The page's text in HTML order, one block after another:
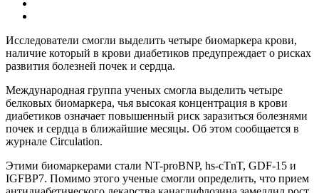
Исследователи смогли выделить четыре биомаркера крови,
наличие который в крови диабетиков предупреждает о рисках
развития болезней почек и сердца.
Международная группа ученых смогла выделить четыре
белковых биомаркера, чья высокая концентрация в крови
диабетиков означает повышенный риск заразиться болезнями
почек и сердца в ближайшие месяцы. Об этом сообщается в
журнале Circulation.
Этими биомаркерами стали NT-proBNP, hs-cTnT, GDF-15 и
IGFBP7. Помимо этого ученые смогли определить, что прием